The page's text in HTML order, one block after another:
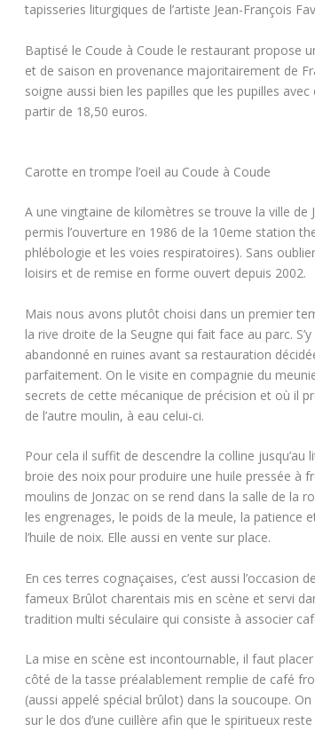
tapisseries liturgiques de l’artiste Jean-François
Baptisé le Coude à Coude le restaurant propose
et de saison en provenance majoritairement de
soigne aussi bien les papilles que les pupilles
partir de 18,50 euros.
Carotte en trompe l’oeil au Coude à Coude
A une vingtaine de kilomètres se trouve la ville
permis l’ouverture en 1986 de la 10eme station
phlébologie et les voies respiratoires). Sans
loisirs et de remise en forme ouvert depuis 2002.
Mais nous avons plutôt choisi dans un premier
la rive droite de la Seugne qui fait face au parc.
abandonné en ruines avant sa restauration
parfaitement. On le visite en compagnie du
secrets de cette mécanique de précision et où il
de l’autre moulin, à eau celui-ci.
Pour cela il suffit de descendre la colline
broie des noix pour produire une huile pressée à
moulins de Jonzac on se rend dans la salle de la
les engrenages, le poids de la meule, la patience
l’huile de noix. Elle aussi en vente sur place.
En ces terres cognaçaises, c’est aussi l’occasion
fameux Brûlot charentais mis en scène et servi
tradition multi séculaire qui consiste à associer
La mise en scène est incontournable, il faut
côté de la tasse préalablement remplie de café
(aussi appelé spécial brûlot) dans la soucoupe.
sur le dos d’une cuillère afin que le spiritueux